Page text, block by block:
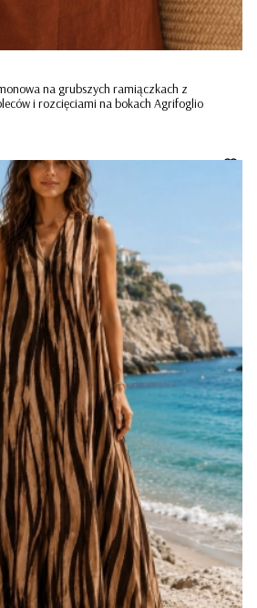
na grubszych ramiączkach z
i rozcięciami na bokach Agrifoglio